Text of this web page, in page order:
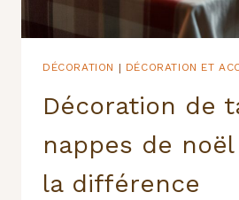
DÉCORATION DÉCORATION ET
Décoration de
nappes de
la différence